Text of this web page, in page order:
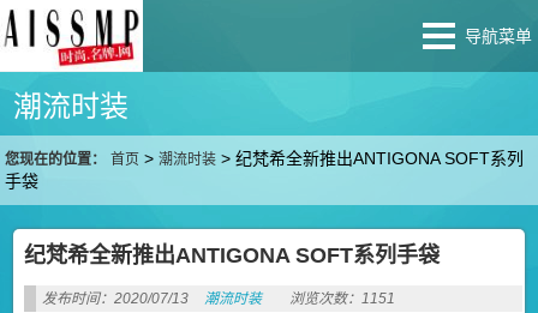
导航菜单
潮流时装
您现在的位置： 首页 >潮流时装 >纪梵希全新推出ANTIGONA SOFT系列
手袋
纪梵希全新推出ANTIGONA SOFT系列手袋
发布时间：2020/07/13 潮流时装 浏览次数：1151